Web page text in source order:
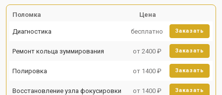
Поломка Цена
Диагностика бесплатно Заказать
Ремонт кольца зуммирования от 2400 ₽ Заказать
Полировка от 1400 ₽ Заказать
Восстановление узла фокусировки от 1400 ₽ Заказать